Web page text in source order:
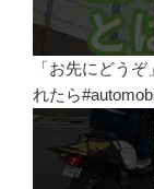
「お先にどう
れたら